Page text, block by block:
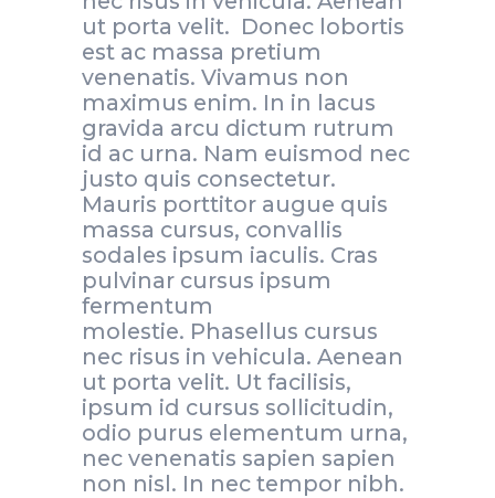
ut porta velit. Donec lobortis
est ac massa pretium
venenatis. Vivamus non
maximus enim. In in lacus
gravida arcu dictum rutrum
id ac urna. Nam euismod nec
justo quis consectetur.
Mauris porttitor augue quis
massa cursus, convallis
sodales ipsum iaculis. Cras
pulvinar cursus ipsum
fermentum
molestie. Phasellus cursus
nec risus in vehicula. Aenean
ut porta velit. Ut facilisis,
ipsum id cursus sollicitudin,
odio purus elementum urna,
nec venenatis sapien sapien
non nisl. In nec tempor nibh.